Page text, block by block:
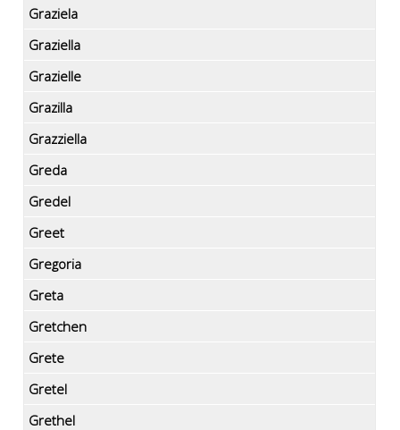
Graziela
Graziella
Grazielle
Grazilla
Grazziella
Greda
Gredel
Greet
Gregoria
Greta
Gretchen
Grete
Gretel
Grethel